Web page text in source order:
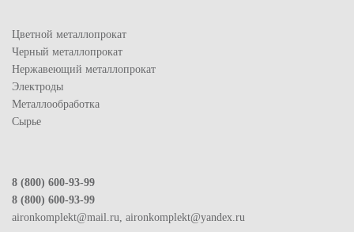
Цветной металлопрокат
Черный металлопрокат
Нержавеющий металлопрокат
Электроды
Металлообработка
Сырье
8 (800) 600-93-99
8 (800) 600-93-99
aironkomplekt@mail.ru, aironkomplekt@yandex.ru